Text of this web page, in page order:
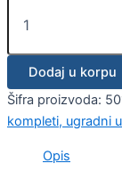
Dodaj u korpu
Šifra proizvoda:
kompleti, ugradni
Opis